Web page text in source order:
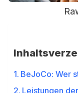
BeJoCo: Wer
Leistungen